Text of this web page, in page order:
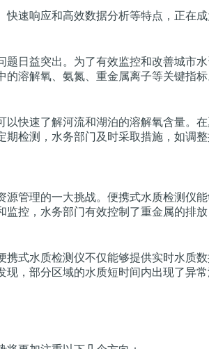
快速响应和高效数据分析等特点，正在
题日益突出。为了有效监控和改善城市
溶解氧、氨氮、重金属离子等关键指标
以快速了解河流和湖泊的溶解氧含量。
期检测，水务部门及时采取措施，如调
源管理的一大挑战。便携式水质检测仪
控，水务部门有效控制了重金属的排放
携式水质检测仪不仅能够提供实时水质
现，部分区域的水质短时间内出现了异